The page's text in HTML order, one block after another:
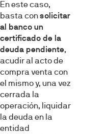
En este caso,
basta consolicitar
al banco un
certificado de la
deuda pendiente,
acudir al acto de
compra venta con
el mismo y, una vez
cerrada la
operación, liquidar
la deuda en la
entidad